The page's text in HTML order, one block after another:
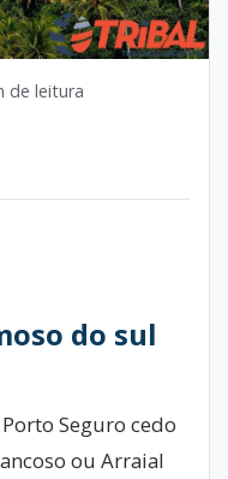
de leitura
do sul
Seguro cedo
ou Arraial